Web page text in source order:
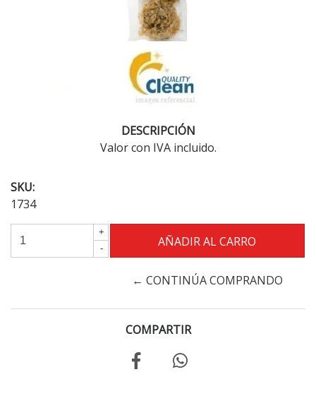
DESCRIPCIÓN
Valor con IVA incluido.
SKU:
1734
+
-
← CONTINÚA COMPRANDO
COMPARTIR